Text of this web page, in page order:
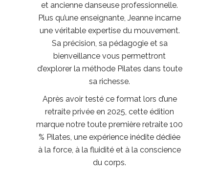
et ancienne danseuse professionnelle.
Plus qu’une enseignante, Jeanne incarne
une véritable expertise du mouvement.
Sa précision, sa pédagogie et sa
bienveillance vous permettront
d’explorer la méthode Pilates dans toute
sa richesse.
Après avoir testé ce format lors d’une
retraite privée en 2025, cette édition
marque notre toute première retraite 100
% Pilates, une expérience inédite dédiée
à la force, à la fluidité et à la conscience
du corps.